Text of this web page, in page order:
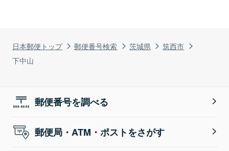
日本郵便トップ 郵便番号検索 茨城県
筑西市
下中山
郵便番号を調べる
郵便局・ATM・ポストをさがす